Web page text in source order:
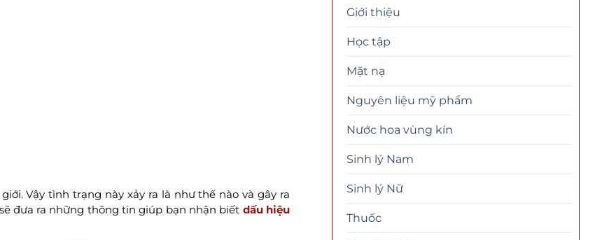
Vậy tình trạng này xảy ra là như thế nào và gây ra
sẽ đưa ra những thông tin giúp bạn nhận biết dấu hiệu
Giới thiệu
Học tập
Mặt nạ
Nguyên liệu mỹ phẩm
Nước hoa vùng kín
Sinh lý Nam
Sinh lý Nữ
Thuốc